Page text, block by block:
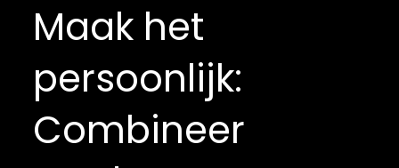
Maak het
persoonlijk:
Combineer